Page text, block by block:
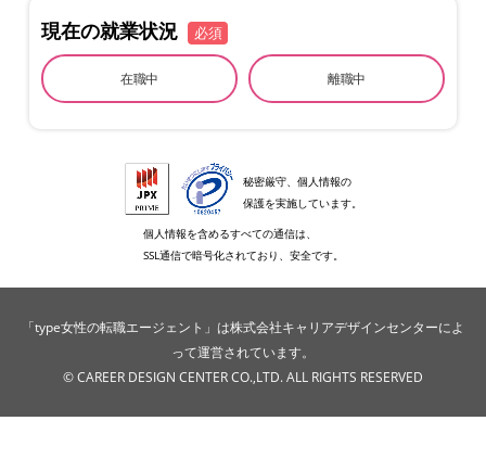
現在の就業状況 必須
在職中 離職中
秘密厳守、個人情報の
保護を実施しています。
個人情報を含めるすべての通信は、
SSL通信で暗号化されており、安全です。
「type女性の転職エージェント」は株式会社キャリアデザインセンターによ
って運営されています。
© CAREER DESIGN CENTER CO.,LTD. ALL RIGHTS RESERVED